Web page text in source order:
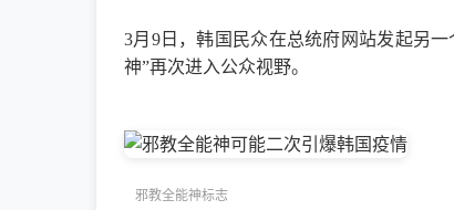
3月9日，韩国民众在总统府网站发起另
神”再次进入公众视野。
邪教全能神标志